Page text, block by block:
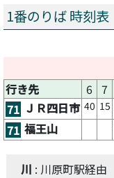
1番のりば 時刻表
行き先
6 7
71 ＪＲ四日市 40 15
71 福王山
川 : 川原町駅経由